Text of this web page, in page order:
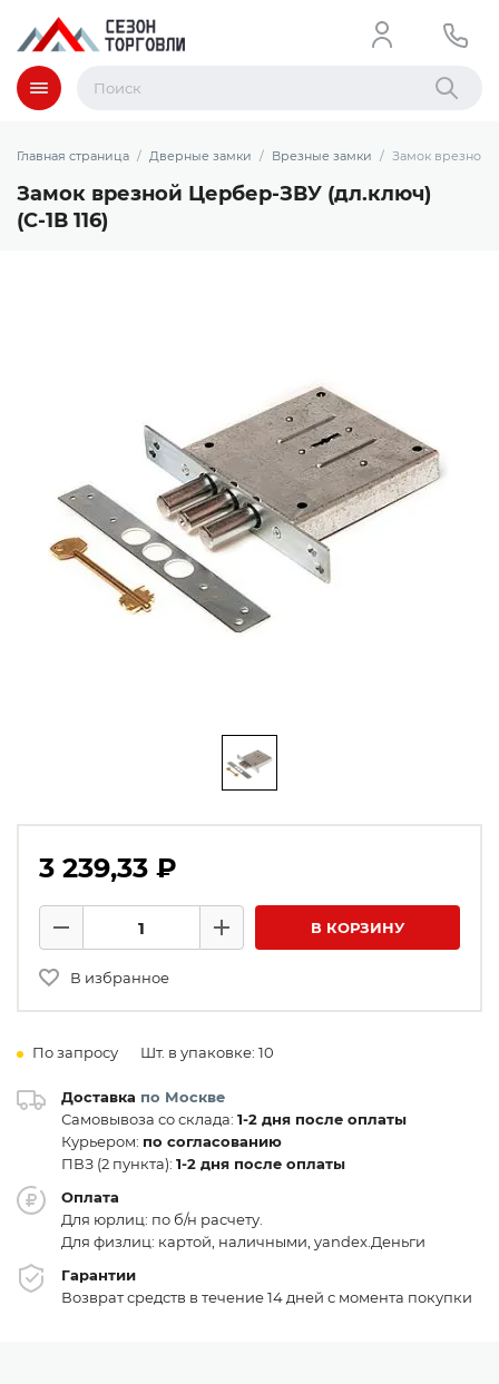
Меню Найти
Главная страница Дверные замки Врезные замки Замок врезной
Замок врезной Цербер-ЗВУ (дл.ключ)
(С-1В 116)
3 239,33 ₽
Минус
Плюс В КОРЗИНУ
В избранное
По запросу Шт. в упаковке: 10
Доставка по Москве
Самовывоза со склада: 1-2 дня после оплаты
Курьером: по согласованию
ПВЗ (2 пункта): 1-2 дня после оплаты
Оплата
Для юрлиц: по б/н расчету.
Для физлиц: картой, наличными, yandex.Деньги
Гарантии
Возврат средств в течение 14 дней с момента покупки